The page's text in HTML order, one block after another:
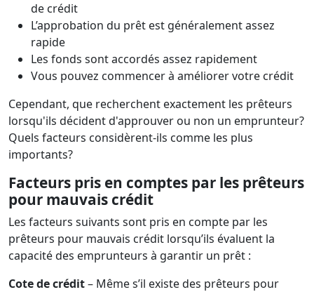
de crédit
L’approbation du prêt est généralement assez
rapide
Les fonds sont accordés assez rapidement
Vous pouvez commencer à améliorer votre crédit
Cependant, que recherchent exactement les prêteurs
lorsqu'ils décident d'approuver ou non un emprunteur?
Quels facteurs considèrent-ils comme les plus
importants?
Facteurs pris en comptes par les prêteurs
pour mauvais crédit
Les facteurs suivants sont pris en compte par les
prêteurs pour mauvais crédit lorsqu’ils évaluent la
capacité des emprunteurs à garantir un prêt :
Cote de crédit– Même s’il existe des prêteurs pour